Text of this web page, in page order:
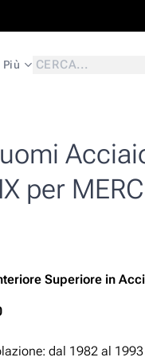
Più
per
Superiore in
dal 1982 al 1993